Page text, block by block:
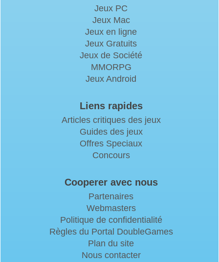
Jeux PC
Jeux Mac
Jeux en ligne
Jeux Gratuits
Jeux de Société
MMORPG
Jeux Android
Liens rapides
Articles critiques des jeux
Guides des jeux
Offres Speciaux
Concours
Cooperer avec nous
Partenaires
Webmasters
Politique de confidentialité
Règles du Portal DoubleGames
Plan du site
Nous contacter